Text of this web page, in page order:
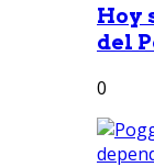
Hoy
del
0